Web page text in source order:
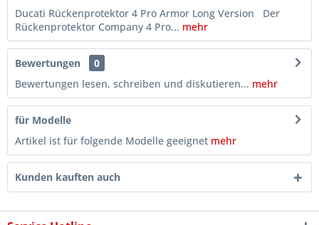
Ducati Rückenprotektor 4 Pro Armor Long Version Der
Rückenprotektor Company 4 Pro... mehr
Bewertungen
0
Bewertungen lesen, schreiben und diskutieren... mehr
für Modelle
Artikel ist für folgende Modelle geeignet mehr
Kunden kauften auch